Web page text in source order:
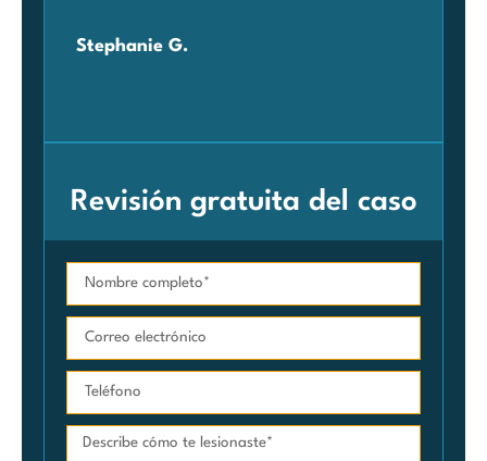
Stephanie G.
Revisión gratuita del caso